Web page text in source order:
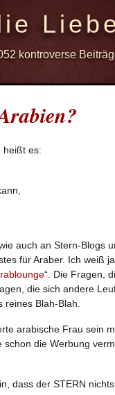
kontroverse
heißt es:
auch an Stern-Blogs
für Araber. Ich weiß
“. Die Fragen,
die sich andere
Blah-Blah.
arabische Frau sein
die Werbung
dass der STERN